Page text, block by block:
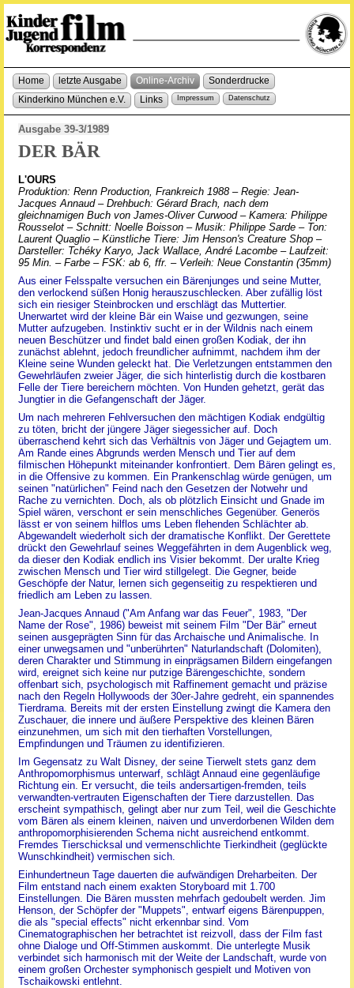
Home letzte Ausgabe Online-Archiv
Sonderdrucke
Kinderkino München e.V.
Links Impressum Datenschutz
Ausgabe 39-3/1989
DER BÄR
L'OURS
Produktion: Renn Production, Frankreich 1988 – Regie: Jean-
Jacques Annaud – Drehbuch: Gérard Brach, nach dem
gleichnamigen Buch von James-Oliver Curwood – Kamera: Philippe
Rousselot – Schnitt: Noelle Boisson – Musik: Philippe Sarde – Ton:
Laurent Quaglio – Künstliche Tiere: Jim Henson's Creature Shop –
Darsteller: Tchéky Karyo, Jack Wallace, André Lacombe – Laufzeit:
95 Min. – Farbe – FSK: ab 6, ffr. – Verleih: Neue Constantin (35mm)
Aus einer Felsspalte versuchen ein Bärenjunges und seine Mutter,
den verlockend süßen Honig herauszuschlecken. Aber zufällig löst
sich ein riesiger Steinbrocken und erschlägt das Muttertier.
Unerwartet wird der kleine Bär ein Waise und gezwungen, seine
Mutter aufzugeben. Instinktiv sucht er in der Wildnis nach einem
neuen Beschützer und findet bald einen großen Kodiak, der ihn
zunächst ablehnt, jedoch freundlicher aufnimmt, nachdem ihm der
Kleine seine Wunden geleckt hat. Die Verletzungen entstammen den
Gewehrläufen zweier Jäger, die sich hinterlistig durch die kostbaren
Felle der Tiere bereichern möchten. Von Hunden gehetzt, gerät das
Jungtier in die Gefangenschaft der Jäger.
Um nach mehreren Fehlversuchen den mächtigen Kodiak endgültig
zu töten, bricht der jüngere Jäger siegessicher auf. Doch
überraschend kehrt sich das Verhältnis von Jäger und Gejagtem um.
Am Rande eines Abgrunds werden Mensch und Tier auf dem
filmischen Höhepunkt miteinander konfrontiert. Dem Bären gelingt es,
in die Offensive zu kommen. Ein Prankenschlag würde genügen, um
seinen "natürlichen" Feind nach den Gesetzen der Notwehr und
Rache zu vernichten. Doch, als ob plötzlich Einsicht und Gnade im
Spiel wären, verschont er sein menschliches Gegenüber. Generös
lässt er von seinem hilflos ums Leben flehenden Schlächter ab.
Abgewandelt wiederholt sich der dramatische Konflikt. Der Gerettete
drückt den Gewehrlauf seines Weggefährten in dem Augenblick weg,
da dieser den Kodiak endlich ins Visier bekommt. Der uralte Krieg
zwischen Mensch und Tier wird stillgelegt. Die Gegner, beide
Geschöpfe der Natur, lernen sich gegenseitig zu respektieren und
friedlich am Leben zu lassen.
Jean-Jacques Annaud ("Am Anfang war das Feuer", 1983, "Der
Name der Rose", 1986) beweist mit seinem Film "Der Bär" erneut
seinen ausgeprägten Sinn für das Archaische und Animalische. In
einer unwegsamen und "unberührten" Naturlandschaft (Dolomiten),
deren Charakter und Stimmung in einprägsamen Bildern eingefangen
wird, ereignet sich keine nur putzige Bärengeschichte, sondern
offenbart sich, psychologisch mit Raffinement gemacht und präzise
nach den Regeln Hollywoods der 30er-Jahre gedreht, ein spannendes
Tierdrama. Bereits mit der ersten Einstellung zwingt die Kamera den
Zuschauer, die innere und äußere Perspektive des kleinen Bären
einzunehmen, um sich mit den tierhaften Vorstellungen,
Empfindungen und Träumen zu identifizieren.
Im Gegensatz zu Walt Disney, der seine Tierwelt stets ganz dem
Anthropomorphismus unterwarf, schlägt Annaud eine gegenläufige
Richtung ein. Er versucht, die teils andersartigen-fremden, teils
verwandten-vertrauten Eigenschaften der Tiere darzustellen. Das
erscheint sympathisch, gelingt aber nur zum Teil, weil die Geschichte
vom Bären als einem kleinen, naiven und unverdorbenen Wilden dem
anthropomorphisierenden Schema nicht ausreichend entkommt.
Fremdes Tierschicksal und vermenschlichte Tierkindheit (geglückte
Wunschkindheit) vermischen sich.
Einhundertneun Tage dauerten die aufwändigen Dreharbeiten. Der
Film entstand nach einem exakten Storyboard mit 1.700
Einstellungen. Die Bären mussten mehrfach gedoubelt werden. Jim
Henson, der Schöpfer der "Muppets", entwarf eigens Bärenpuppen,
die als "special effects" nicht erkennbar sind. Vom
Cinematographischen her betrachtet ist reizvoll, dass der Film fast
ohne Dialoge und Off-Stimmen auskommt. Die unterlegte Musik
verbindet sich harmonisch mit der Weite der Landschaft, wurde von
einem großen Orchester symphonisch gespielt und Motiven von
Tschaikowski entlehnt.